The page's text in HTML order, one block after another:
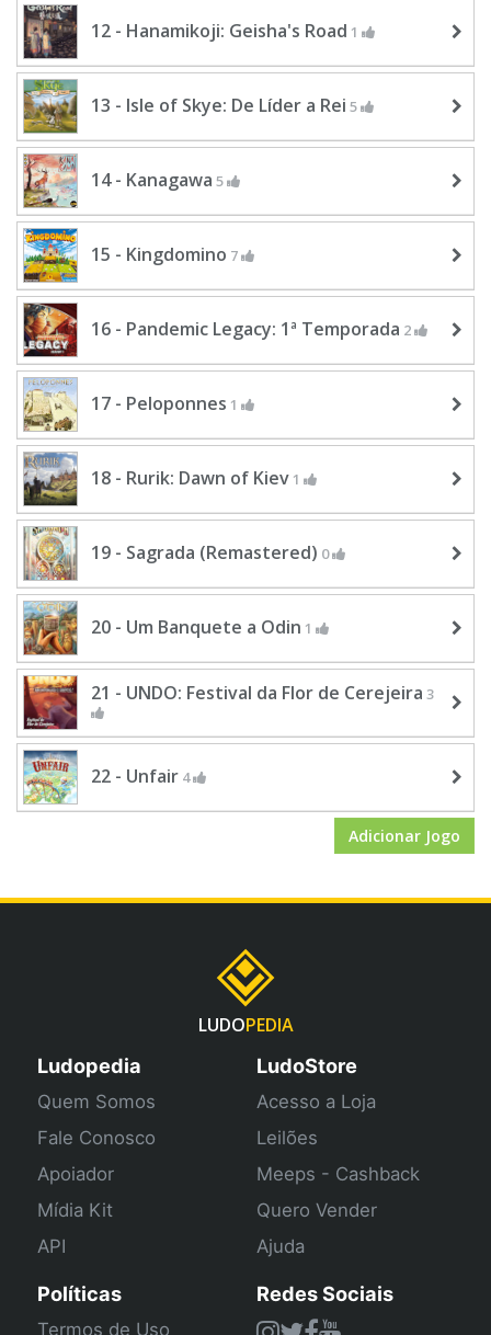
12 - Hanamikoji: Geisha's Road 1
13 - Isle of Skye: De Líder a Rei 5
14 - Kanagawa 5
15 - Kingdomino 7
16 - Pandemic Legacy: 1ª Temporada 2
17 - Peloponnes 1
18 - Rurik: Dawn of Kiev 1
19 - Sagrada (Remastered) 0
20 - Um Banquete a Odin 1
21 - UNDO: Festival da Flor de Cerejeira 3
22 - Unfair 4
Adicionar Jogo
LUDOPEDIA
Ludopedia
Quem Somos
Fale Conosco
Apoiador
Mídia Kit
API
LudoStore
Acesso a Loja
Leilões
Meeps - Cashback
Quero Vender
Ajuda
Políticas
Termos de Uso
Redes Sociais